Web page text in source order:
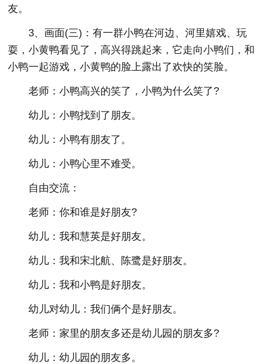
友。
3、画面(三)：有一群小鸭在河边、河里嬉戏、玩
耍，小黄鸭看见了，高兴得跳起来，它走向小鸭们，和
小鸭一起游戏，小黄鸭的脸上露出了欢快的笑脸。
老师：小鸭高兴的笑了，小鸭为什么笑了?
幼儿：小鸭找到了朋友。
幼儿：小鸭有朋友了。
幼儿：小鸭心里不难受。
自由交流：
老师：你和谁是好朋友?
幼儿：我和慧英是好朋友。
幼儿：我和宋北航、陈鹭是好朋友。
幼儿：我和小鸭是好朋友。
幼儿对幼儿：我们俩个是好朋友。
老师：家里的朋友多还是幼儿园的朋友多?
幼儿：幼儿园的朋友多。